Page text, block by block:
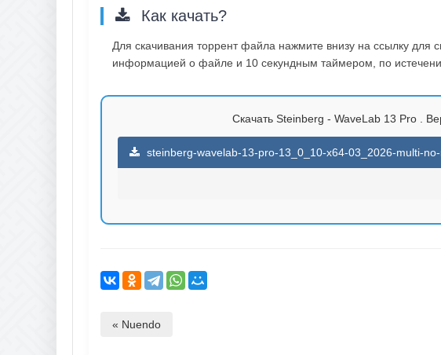
Как качать?
Для скачивания торрент файла нажмите внизу на ссылку для
информацией о файле и 10 секундным таймером, по
Скачать Steinberg - WaveLab 13 Pro .
steinberg-wavelab-13-pro-13_0_10-x64-03_2026-multi-
« Nuendo